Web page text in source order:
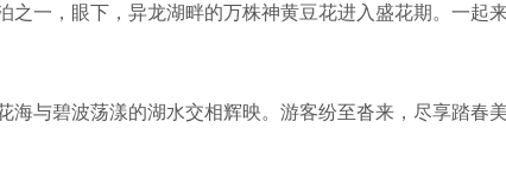
一，眼下，异龙湖畔的万株神黄豆花进入盛花期。一起
与碧波荡漾的湖水交相辉映。游客纷至沓来，尽享踏春